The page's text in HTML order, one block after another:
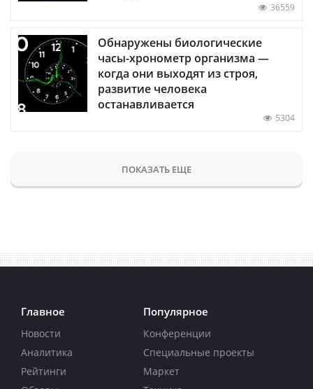
36559
Обнаружены биологические
часы-хронометр организма —
когда они выходят из строя,
развитие человека
останавливается
5304
ПОКАЗАТЬ ЕЩЕ
Главное
Новости
Аналитика
Рейтинги
Популярное
Конференции
Специальные проекты
Маркет